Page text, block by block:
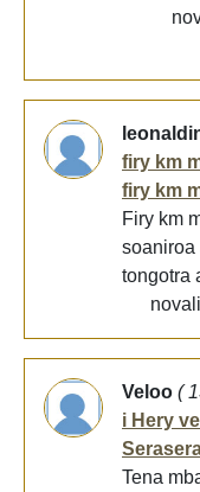
firy km
firy km
Firy km
soaniroa
tongotra
Veloo (
i Hery
Tena